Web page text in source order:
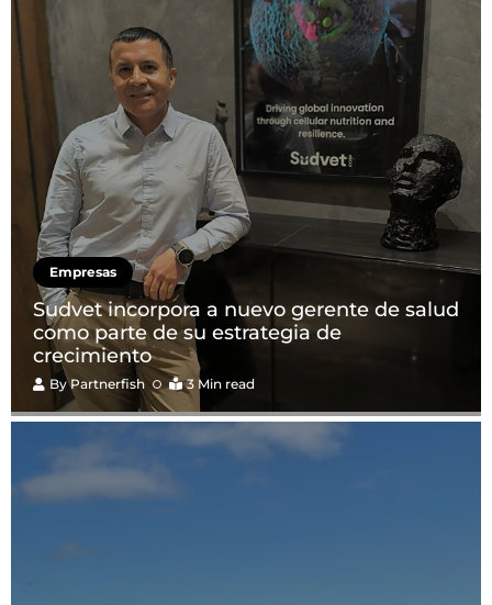
Empresas
Sudvet incorpora a nuevo gerente de salud
como parte de su estrategia de
crecimiento
ByPartnerfish 3 Min read